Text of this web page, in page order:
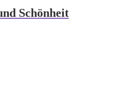
Schönheit